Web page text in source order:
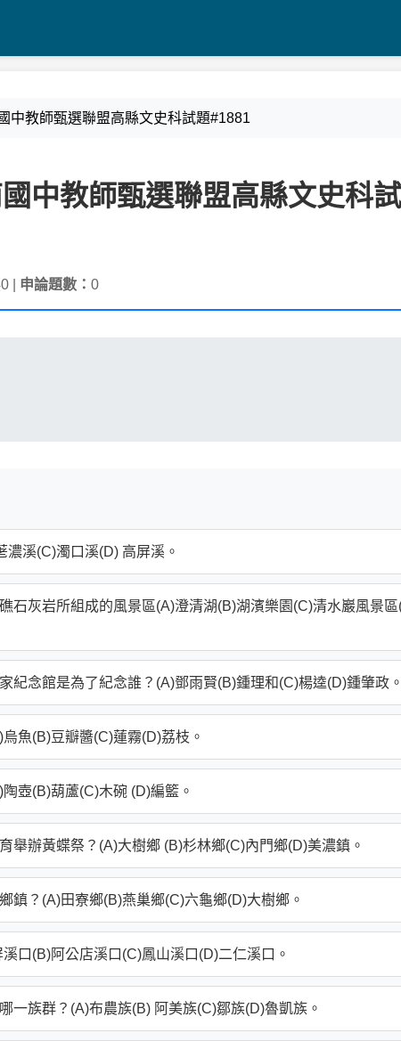
中教師甄選聯盟高縣文史科試題#1881
中教師甄選聯盟高縣文史科
| 申論題數： 0
溪(C)濁口溪(D) 高屏溪。
石灰岩所組成的風景區(A)澄清湖(B)湖濱樂園(C)清水巖風景區
紀念館是為了紀念誰？(A)鄧雨賢(B)鍾理和(C)楊逵(D)鍾肇政
魚(B)豆瓣醬(C)蓮霧(D)荔枝。
壺(B)葫蘆(C)木碗 (D)編籃。
舉辦黃蝶祭？(A)大樹鄉 (B)杉林鄉(C)內門鄉(D)美濃鎮。
鎮？(A)田寮鄉(B)燕巢鄉(C)六龜鄉(D)大樹鄉。
口(B)阿公店溪口(C)鳳山溪口(D)二仁溪口。
一族群？(A)布農族(B) 阿美族(C)鄒族(D)魯凱族。